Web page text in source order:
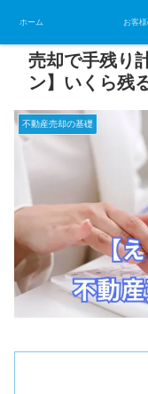
売却で手残り
ン】いくら残
不動産売却の基礎
ホーム お客